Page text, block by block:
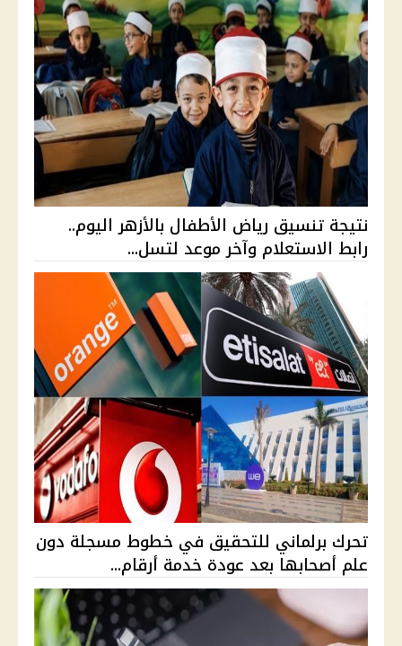
نتيجة تنسيق رياض الأطفال بالأزهر اليوم..
رابط الاستعلام وآخر موعد لتسل...
تحرك برلماني للتحقيق في خطوط مسجلة دون
علم أصحابها بعد عودة خدمة أرقام...